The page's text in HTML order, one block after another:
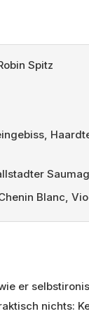
Spitz
Blanc,
er
nichts: